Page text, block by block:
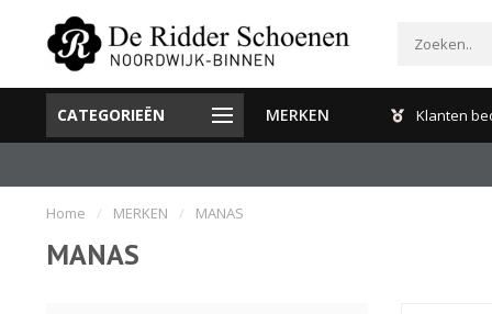
CATEGORIEËN MERKEN
Gratis verzenden en retour binnen Nederland Klanten
Home / MERKEN / MANAS
MANAS